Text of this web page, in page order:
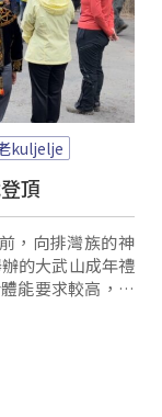
kuljelje
頂
，向排灣族的神
的大武山成年禮
能要求較高，經
下來三天他們將